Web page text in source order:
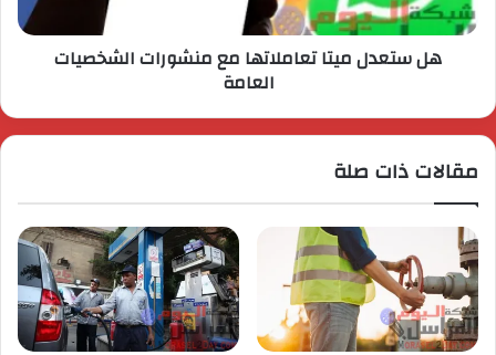
هل ستعدل ميتا تعاملاتها مع منشورات الشخصيات
العامة
مقالات ذات صلة